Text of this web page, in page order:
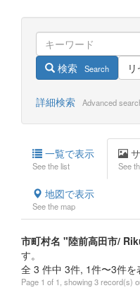
検索 Search
詳細検索 Advanced
一覧で表示
See the list See
地図で表示
See the map
市町村名 "陸前高田市/
す。
全 3 件中 3件, 1件〜3件を
Page 1 of 1, showing 3 record(s)